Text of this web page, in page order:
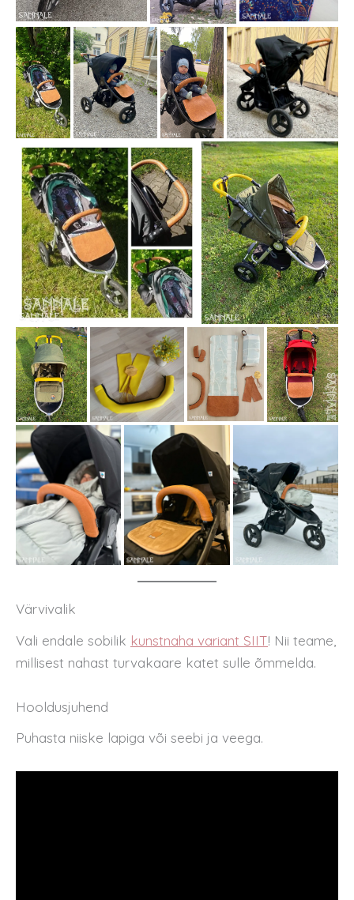
Värvivalik
Vali endale sobilik kunstnaha variant SIIT! Nii teame,
millisest nahast turvakaare katet sulle õmmelda.
Hooldusjuhend
Puhasta niiske lapiga või seebi ja veega.